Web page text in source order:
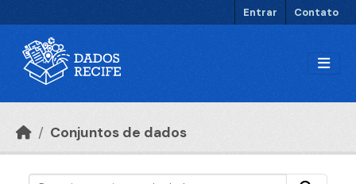
Entrar Contato
Conjuntos de dados